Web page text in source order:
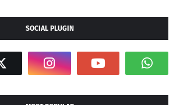
SOCIAL PLUGIN